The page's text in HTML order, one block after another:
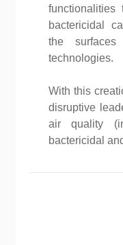
bactericidal
the
technologies.
With this
disruptive
air quality
bactericidal